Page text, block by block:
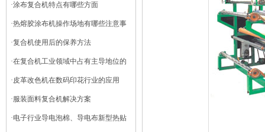
·涂布复合机特点有哪些方面
·热熔胶涂布机操作场地有哪些注意事
项
·复合机使用后的保养方法
·在复合机工业领域中占有主导地位的
干式复合机
·皮革改色机在数码印花行业的应用
·服装面料复合机解决方案
·电子行业导电泡棉、导电布新型热贴